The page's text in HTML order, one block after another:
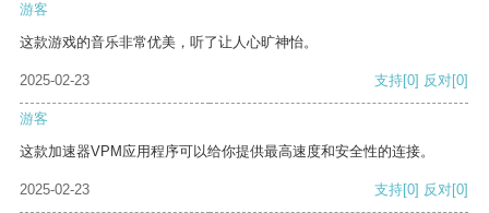
游客
这款游戏的音乐非常优美，听了让人心旷神怡。
2025-02-23 支持[0] 反对[0]
游客
这款加速器VPM应用程序可以给你提供最高速度和安全性的连接。
2025-02-23 支持[0] 反对[0]